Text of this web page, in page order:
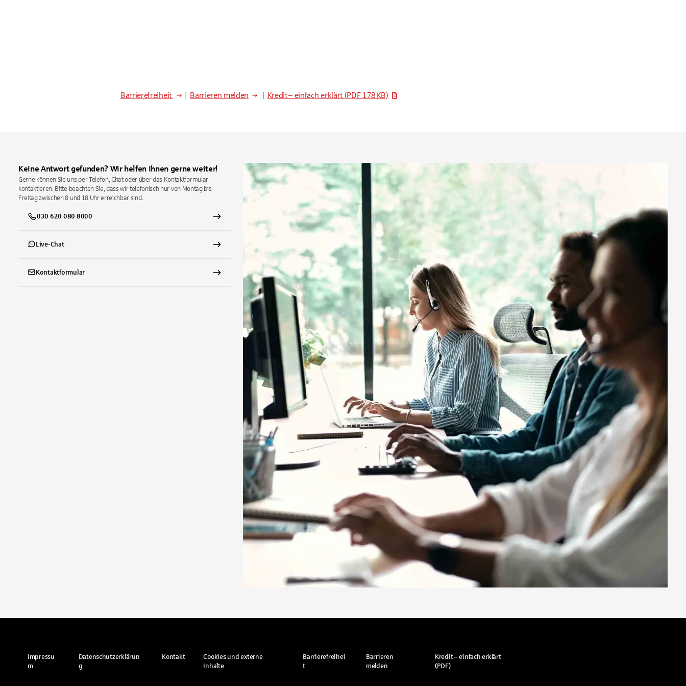
Barrierefreiheit Barrieren melden Kredit – einfach erklärt (PDF 178 KB)
Keine Antwort gefunden? Wir helfen Ihnen gerne weiter!
Gerne können Sie uns per Telefon, Chat oder über das Kontaktformular
kontaktieren. Bitte beachten Sie, dass wir telefonisch nur von Montag bis
Freitag zwischen 8 und 18 Uhr erreichbar sind.
030 620 080 8000
Live-Chat
Kontaktformular
Impressu
m
Datenschutzerklärun
g
Kontakt
Cookies und externe
Inhalte
Barrierefreihei
t
Barrieren
melden
Kredit – einfach erklärt
(PDF)